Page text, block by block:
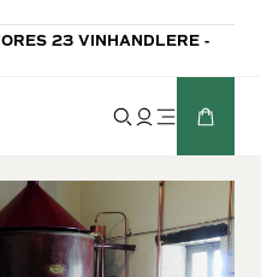
23 VINHANDLERE -